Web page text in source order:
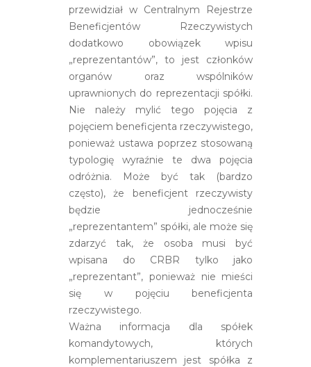
przewidział w Centralnym Rejestrze
Beneficjentów Rzeczywistych
dodatkowo obowiązek wpisu
„reprezentantów”, to jest członków
organów oraz wspólników
uprawnionych do reprezentacji spółki.
Nie należy mylić tego pojęcia z
pojęciem beneficjenta rzeczywistego,
ponieważ ustawa poprzez stosowaną
typologię wyraźnie te dwa pojęcia
odróżnia. Może być tak (bardzo
często), że beneficjent rzeczywisty
będzie jednocześnie
„reprezentantem” spółki, ale może się
zdarzyć tak, że osoba musi być
wpisana do CRBR tylko jako
„reprezentant”, ponieważ nie mieści
się w pojęciu beneficjenta
rzeczywistego.
Ważna informacja dla spółek
komandytowych, których
komplementariuszem jest spółka z